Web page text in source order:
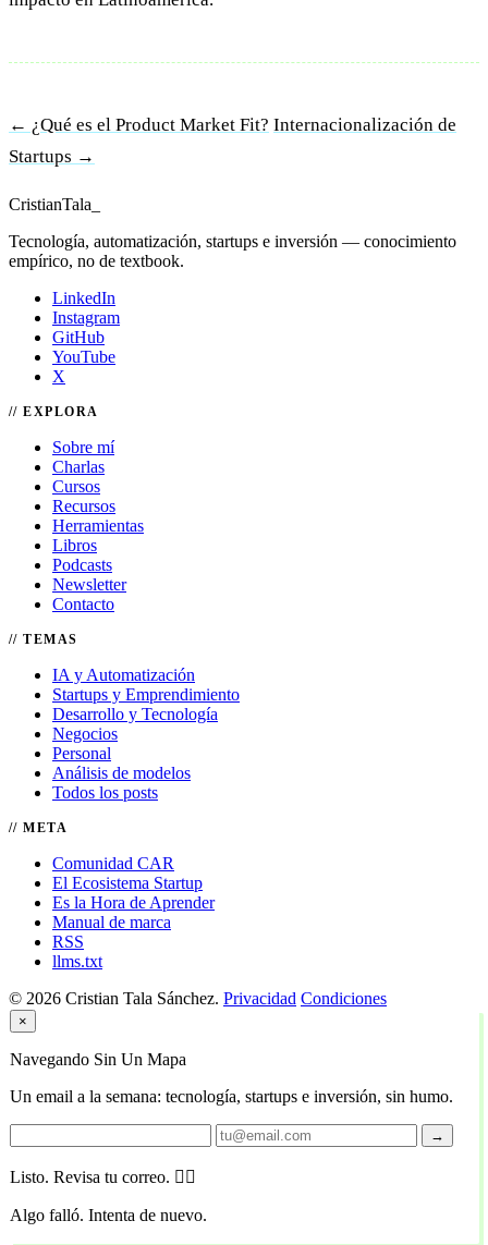
← ¿Qué es el Product Market Fit? Internacionalización de
Startups →
CristianTala
Tecnología, automatización, startups e inversión — conocimiento
empírico, no de textbook.
LinkedIn
Instagram
GitHub
YouTube
X
EXPLORA
Sobre mí
Charlas
Cursos
Recursos
Herramientas
Libros
Podcasts
Newsletter
Contacto
TEMAS
IA y Automatización
Startups y Emprendimiento
Desarrollo y Tecnología
Negocios
Personal
Análisis de modelos
Todos los posts
META
Comunidad CAR
El Ecosistema Startup
Es la Hora de Aprender
Manual de marca
RSS
llms.txt
© 2026 Cristian Tala Sánchez. Privacidad Condiciones
×
Navegando Sin Un Mapa
Un email a la semana: tecnología, startups e inversión, sin humo.
→
Listo. Revisa tu correo. 🏴‍☠️
Algo falló. Intenta de nuevo.